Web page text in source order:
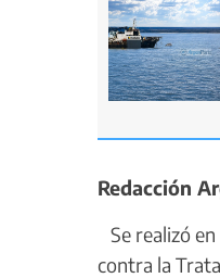
Redacción
Se realizó
contra la